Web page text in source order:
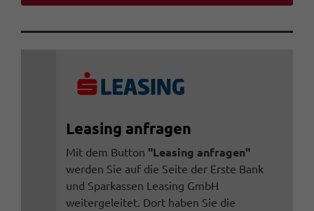
Leasing anfragen
Mit dem Button "Leasing anfragen"
werden Sie auf die Seite der Erste Bank
und Sparkassen Leasing GmbH
weitergeleitet. Dort haben Sie die